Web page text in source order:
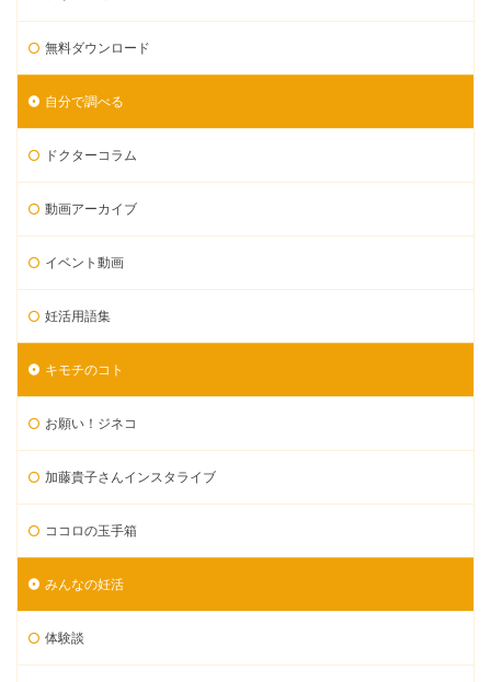
無料ダウンロード
自分で調べる
ドクターコラム
動画アーカイブ
イベント動画
妊活用語集
キモチのコト
お願い！ジネコ
加藤貴子さんインスタライブ
ココロの玉手箱
みんなの妊活
体験談